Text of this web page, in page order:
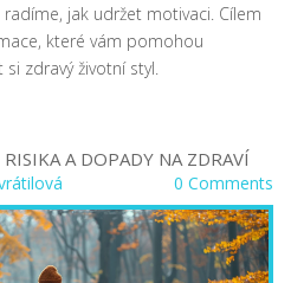
jak udržet motivaci. Cílem
které vám pomohou
zdravý životní styl.
A DOPADY NA ZDRAVÍ
0 Comments